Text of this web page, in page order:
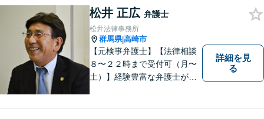
松井 正広 弁護士
松井法律事務所
群馬県|高崎市
【元検事弁護士】【法律相談
８〜２２時まで受付可（月〜
土）】経験豊富な弁護士が事
詳細を見
る